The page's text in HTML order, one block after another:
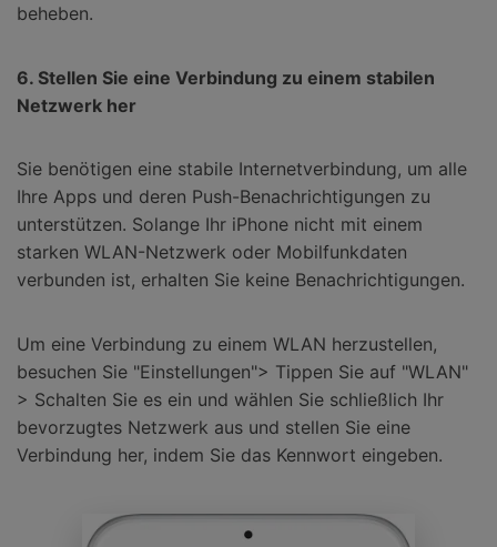
beheben.
6. Stellen Sie eine Verbindung zu einem stabilen
Netzwerk her
Sie benötigen eine stabile Internetverbindung, um alle
Ihre Apps und deren Push-Benachrichtigungen zu
unterstützen. Solange Ihr iPhone nicht mit einem
starken WLAN-Netzwerk oder Mobilfunkdaten
verbunden ist, erhalten Sie keine Benachrichtigungen.
Um eine Verbindung zu einem WLAN herzustellen,
besuchen Sie "Einstellungen"> Tippen Sie auf "WLAN"
> Schalten Sie es ein und wählen Sie schließlich Ihr
bevorzugtes Netzwerk aus und stellen Sie eine
Verbindung her, indem Sie das Kennwort eingeben.